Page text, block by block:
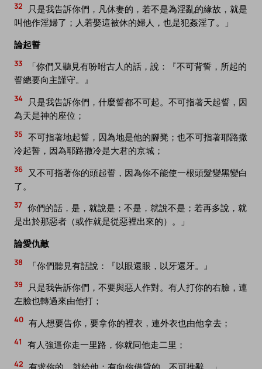
32
只是我告訴你們，凡休妻的，若不是為淫亂的緣故，就是
叫他作淫婦了；人若娶這被休的婦人，也是犯姦淫了。」
論起誓
33
「你們又聽見有吩咐古人的話，說：『不可背誓，所起的
誓總要向主謹守。』
34
只是我告訴你們，什麼誓都不可起。不可指著天起誓，因
為天是神的座位；
35 不可指著地起誓，因為地是他的腳凳；也不可指著耶路撒
冷起誓，因為耶路撒冷是大君的京城；
36
又不可指著你的頭起誓，因為你不能使一根頭髮變黑變白
了。
37 你們的話，是，就說是；不是，就說不是；若再多說，就
是出於那惡者（或作就是從惡裡出來的）。」
論愛仇敵
38 「你們聽見有話說：『以眼還眼，以牙還牙。』
39
只是我告訴你們，不要與惡人作對。有人打你的右臉，連
左臉也轉過來由他打；
40 有人想要告你，要拿你的裡衣，連外衣也由他拿去；
41 有人強逼你走一里路，你就同他走二里；
42 有求你的，就給他；有向你借貸的，不可推辭。」